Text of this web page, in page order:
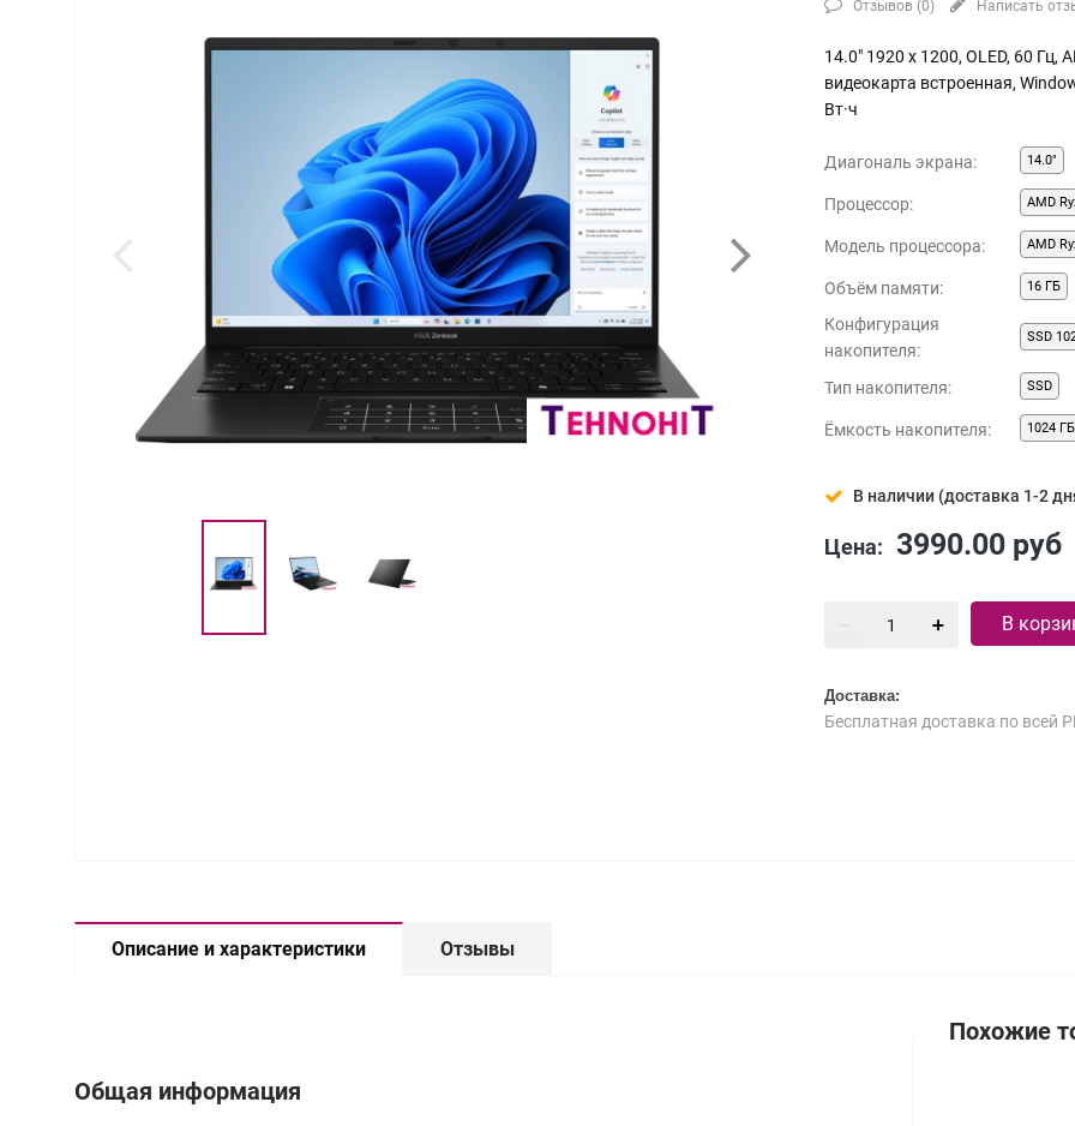
Отзывов (0) Написать
14.0" 1920 x 1200, OLED, 60 Гц,
видеокарта встроенная,
Вт·ч
Диагональ экрана: 14.0"
Процессор: AMD
Модель процессора: AMD
Объём памяти: 16 ГБ
Конфигурация
накопителя:
SSD
Тип накопителя: SSD
Ёмкость накопителя: 1024 ГБ
В наличии (доставка 1-2
Цена: 3990.00 руб
В
Доставка:
Бесплатная доставка по всей
Описание и характеристики Отзывы
Общая информация
Похожие